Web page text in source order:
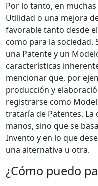
Por lo tanto, en
Utilidad o una mejora
favorable tanto desde
como para la sociedad.
una Patente y un
características
mencionar que, por
producción y
registrarse como
trataría de Patentes. La
manos, sino que se
Invento y en lo que
una alternativa u otra.
¿Cómo puedo